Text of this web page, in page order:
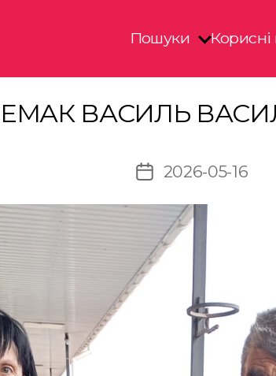
Пошуки
ВАСИЛЬ
Дата2026-05-16